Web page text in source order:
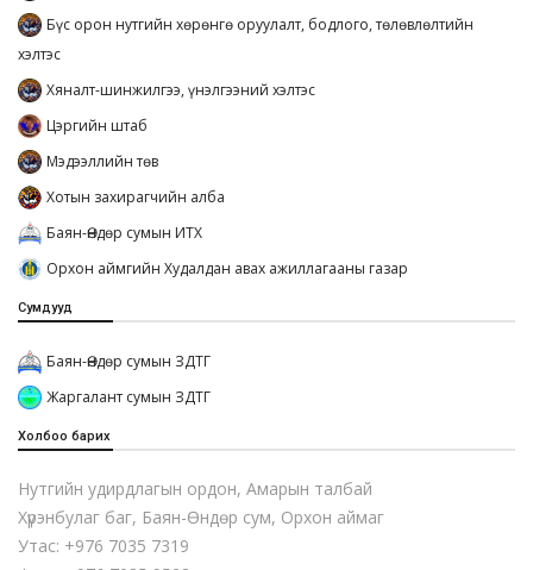
Бүс орон нутгийн хөрөнгө оруулалт, бодлого, төлөвлөлтийн
хэлтэс
Хяналт-шинжилгээ, үнэлгээний хэлтэс
Цэргийн штаб
Мэдээллийн төв
Хотын захирагчийн алба
Баян-Өндөр сумын ИТХ
Орхон аймгийн Худалдан авах ажиллагааны газар
Сумдууд
Баян-Өндөр сумын ЗДТГ
Жаргалант сумын ЗДТГ
Холбоо барих
Нутгийн удирдлагын ордон, Амарын талбай
Хүрэнбулаг баг, Баян-Өндөр сум, Орхон аймаг
Утас: +976 7035 7319